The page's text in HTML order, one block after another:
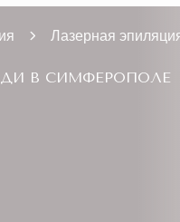
Лазерная
В СИМФЕРОПОЛЕ